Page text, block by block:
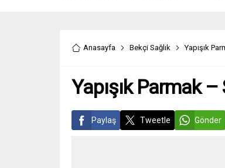
Anasayfa Bekçi Sağlık Yapışık
Yapışık Parmak
Paylaş Tweetle Gönder